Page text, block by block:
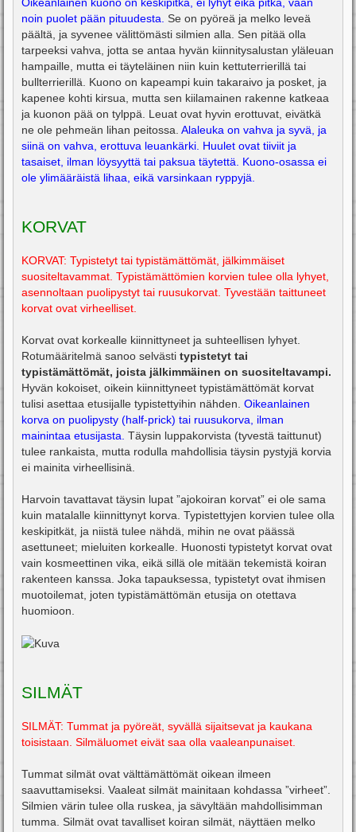
noin puolet pään pituudesta.
Se on pyöreä ja melko leveä
päältä, ja syvenee välittömästi silmien alla. Sen pitää olla
tarpeeksi vahva, jotta se antaa hyvän kiinnitysalustan yläleuan
hampaille, mutta ei täyteläinen niin kuin kettuterrierillä tai
bullterrierillä. Kuono on kapeampi kuin takaraivo ja posket, ja
kapenee kohti kirsua, mutta sen kiilamainen rakenne katkeaa
ja kuonon pää on tylppä. Leuat ovat hyvin erottuvat, eivätkä
ne ole pehmeän lihan peitossa. Alaleuka on vahva ja syvä, ja
siinä on vahva, erottuva leuankärki. Huulet ovat tiiviit ja
tasaiset, ilman löysyyttä tai paksua täytettä. Kuono-osassa ei
ole ylimääräistä lihaa, eikä varsinkaan ryppyjä.
KORVAT
KORVAT: Typistetyt tai typistämättömät, jälkimmäiset
suositeltavammat. Typistämättömien korvien tulee olla lyhyet,
asennoltaan puolipystyt tai ruusukorvat. Tyvestään taittuneet
korvat ovat virheelliset.
Korvat ovat korkealle kiinnittyneet ja suhteellisen lyhyet.
Rotumääritelmä sanoo selvästi typistetyt tai
typistämättömät, joista jälkimmäinen on suositeltavampi.
Hyvän kokoiset, oikein kiinnittyneet typistämättömät korvat
tulisi asettaa etusijalle typistettyihin nähden. Oikeanlainen
korva on puolipysty (half-prick) tai ruusukorva, ilman
mainintaa etusijasta. Täysin luppakorvista (tyvestä taittunut)
tulee rankaista, mutta rodulla mahdollisia täysin pystyjä korvia
ei mainita virheellisinä.
Harvoin tavattavat täysin lupat ”ajokoiran korvat” ei ole sama
kuin matalalle kiinnittynyt korva. Typistettyjen korvien tulee olla
keskipitkät, ja niistä tulee nähdä, mihin ne ovat päässä
asettuneet; mieluiten korkealle. Huonosti typistetyt korvat ovat
vain kosmeettinen vika, eikä sillä ole mitään tekemistä koiran
rakenteen kanssa. Joka tapauksessa, typistetyt ovat ihmisen
muotoilemat, joten typistämättömän etusija on otettava
huomioon.
SILMÄT
SILMÄT: Tummat ja pyöreät, syvällä sijaitsevat ja kaukana
toisistaan. Silmäluomet eivät saa olla vaaleanpunaiset.
Tummat silmät ovat välttämättömät oikean ilmeen
saavuttamiseksi. Vaaleat silmät mainitaan kohdassa ”virheet”.
Silmien värin tulee olla ruskea, ja sävyltään mahdollisimman
tumma. Silmät ovat tavalliset koiran silmät, näyttäen melko